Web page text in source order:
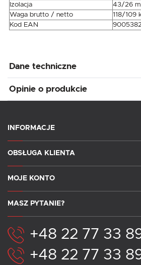
Izolacja
43/26
Waga brutto / netto
118/109
Kod EAN
Dane techniczne
Opinie o produkcie
INFORMACJE
OBSŁUGA KLIENTA
MOJE KONTO
MASZ PYTANIE?
+48 22 77 33
+48 22 77 33